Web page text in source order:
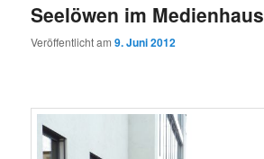
Seelöwen im Medienhaus
Veröffentlicht am9. Juni 2012